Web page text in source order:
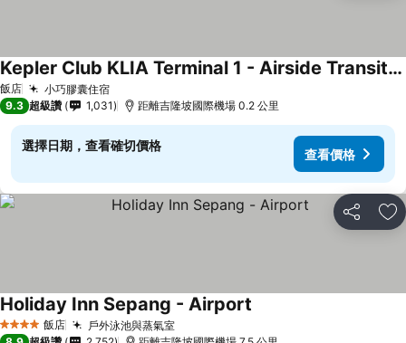
飯店 小巧膠囊住宿
Kepler Club KLIA Terminal 1 - Airside Transit Hotel
9.3 超級讚 1,031 距離吉隆坡國際機場 0.2 公里
選擇日期，查看確切價格
查看價格
分享 加
4 星級 飯店 戶外泳池與蒸氣室
Holiday Inn Sepang - Airport